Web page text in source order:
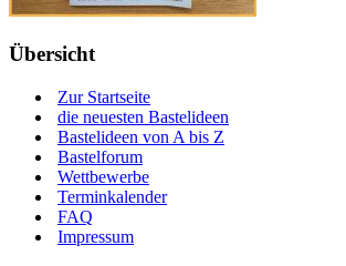
Übersicht
Zur Startseite
die neuesten Bastelideen
Bastelideen von A bis Z
Bastelforum
Wettbewerbe
Terminkalender
FAQ
Impressum